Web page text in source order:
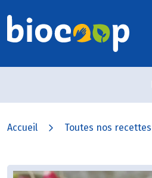
Accueil Toutes nos recettes